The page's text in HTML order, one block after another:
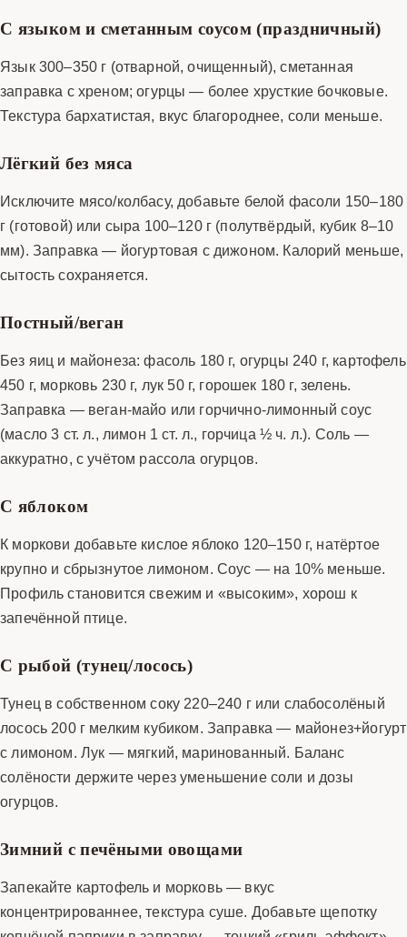
С языком и сметанным соусом (праздничный)
Язык 300–350 г (отварной, очищенный), сметанная
заправка с хреном; огурцы — более хрусткие бочковые.
Текстура бархатистая, вкус благороднее, соли меньше.
Лёгкий без мяса
Исключите мясо/колбасу, добавьте белой фасоли 150–180
г (готовой) или сыра 100–120 г (полутвёрдый, кубик 8–10
мм). Заправка — йогуртовая с дижоном. Калорий меньше,
сытость сохраняется.
Постный/веган
Без яиц и майонеза: фасоль 180 г, огурцы 240 г, картофель
450 г, морковь 230 г, лук 50 г, горошек 180 г, зелень.
Заправка — веган-майо или горчично-лимонный соус
(масло 3 ст. л., лимон 1 ст. л., горчица ½ ч. л.). Соль —
аккуратно, с учётом рассола огурцов.
С яблоком
К моркови добавьте кислое яблоко 120–150 г, натёртое
крупно и сбрызнутое лимоном. Соус — на 10% меньше.
Профиль становится свежим и «высоким», хорош к
запечённой птице.
С рыбой (тунец/лосось)
Тунец в собственном соку 220–240 г или слабосолёный
лосось 200 г мелким кубиком. Заправка — майонез+йогурт
с лимоном. Лук — мягкий, маринованный. Баланс
солёности держите через уменьшение соли и дозы
огурцов.
Зимний с печёными овощами
Запекайте картофель и морковь — вкус
концентрированнее, текстура суше. Добавьте щепотку